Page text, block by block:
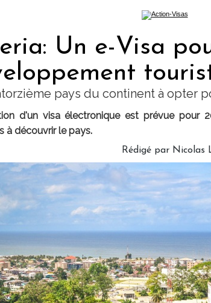
Un e-Visa
pays du continent à opter
d'un visa électronique est prévue pour
à découvrir le pays.
Rédigé par Nicolas